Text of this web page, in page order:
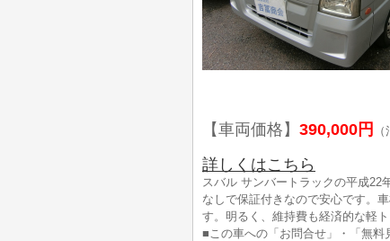
【車両価格】 390,000円
詳しくはこちら
スバル サンバートラックの平成22
なしで保証付きなので安心です。
す。明るく、維持費も経済的な軽
■この車への「お問合せ」・「無